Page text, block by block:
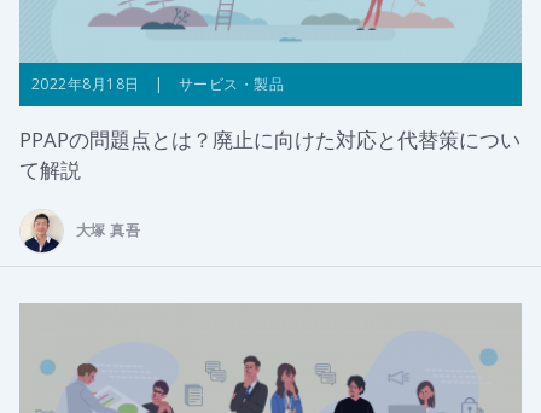
2022年8月18日 | サービス・製品
PPAPの問題点とは？廃止に向けた対応と代替策につい
て解説
大塚 真吾